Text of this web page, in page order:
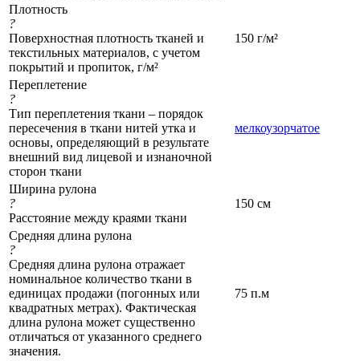
Плотность
?
Поверхностная плотность тканей и
текстильных материалов, с учетом
покрытий и пропиток, г/м²
150 г/м²
Переплетение
?
Тип переплетения ткани – порядок
пересечения в ткани нитей утка и
основы, определяющий в результате
внешний вид лицевой и изнаночной
сторон ткани
мелкоузорчатое
Ширина рулона
?
Расстояние между краями ткани
150 см
Средняя длина рулона
?
Средняя длина рулона отражает
номинальное количество ткани в
единицах продажи (погонных или
квадратных метрах). Фактическая
длина рулона может существенно
отличаться от указанного среднего
значения.
75 п.м